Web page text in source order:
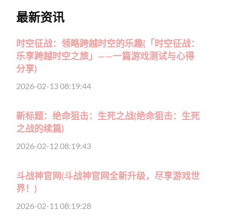
最新资讯
时空征战：领略跨越时空的乐趣(「时空征战：
乐享跨越时空之旅」——一篇游戏测试与心得
分享)
2026-02-13 08:19:44
新标题：绝命狙击：生死之战(绝命狙击：生死
之战的续篇)
2026-02-12 08:19:43
斗战神官网(斗战神官网全新升级，尽享游戏世
界！)
2026-02-11 08:19:28